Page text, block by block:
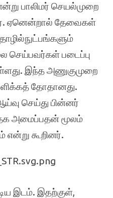
பாலிமர் செயல்முறை
ஏனென்றால் தேவைகள்
செய்பவர்கள் படைப்பு
இந்த அணுகுமுறை
தோதானது.
செய்து பின்னர்
அமைப்பதன் மூலம்
என்று கூறினர்.
இடம். இதற்குள்,